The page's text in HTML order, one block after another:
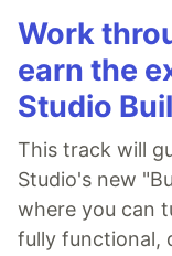
Work
earn the
Studio
This track will
Studio's new
where you can
fully functional,